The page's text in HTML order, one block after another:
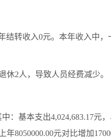
结转收入0元。本年收入中
休2人，导致人员经费减少。
：基本支出4,024,683.17元
8050000.00元对比增加